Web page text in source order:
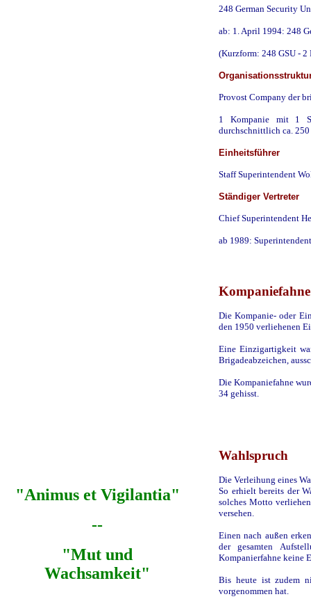
248 German Security
ab: 1. April 1994: 248
(Kurzform: 248 GSU - 2
Provost Company der
1 Kompanie mit 1
durchschnittlich ca.
Einheitsführer
Staff Superintendent
Ständiger Vertreter
Chief Superintendent
ab 1989:
Kompaniefahne
Die Kompanie- oder
den 1950 verliehenen
Eine Einzigartigkeit
Brigadeabzeichen,
Die Kompaniefahne
34 gehisst.
"Animus et Vigilantia"
--
"Mut und
Wachsamkeit"
Wahlspruch
Die Verleihung eines
So erhielt bereits der
solches Motto
versehen.
Einen nach außen
der gesamten
Kompanierfahne keine
Bis heute ist zudem
vorgenommen hat.